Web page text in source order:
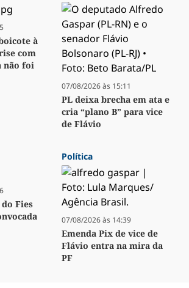
à
com
não foi
07/08/2026 às 15:11
PL deixa brecha em ata e
cria “plano B” para vice
de Flávio
Fies
Política
07/08/2026 às 14:39
Emenda Pix de vice de
Flávio entra na mira da
PF